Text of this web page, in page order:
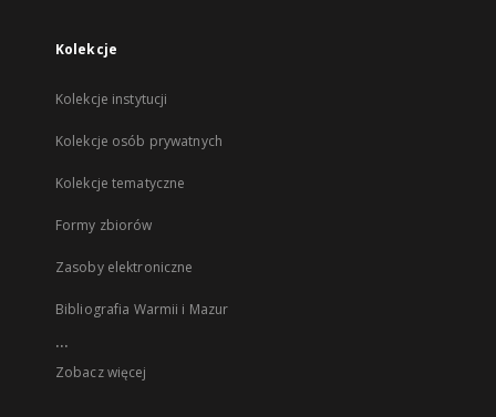
Kolekcje
Kolekcje instytucji
Kolekcje osób prywatnych
Kolekcje tematyczne
Formy zbiorów
Zasoby elektroniczne
Bibliografia Warmii i Mazur
...
Zobacz więcej